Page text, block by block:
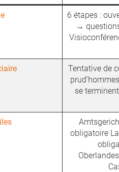
6 étapes :
→
Tentative de
se
obligatoire